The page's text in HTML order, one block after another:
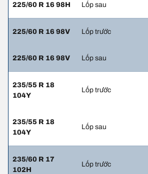
225/60 R 16 98H Lốp sau
225/60 R 16 98V Lốp trước
225/60 R 16 98V Lốp sau
235/55 R 18
104Y
Lốp trước
235/55 R 18
104Y
Lốp sau
235/60 R 17
102H
Lốp trước